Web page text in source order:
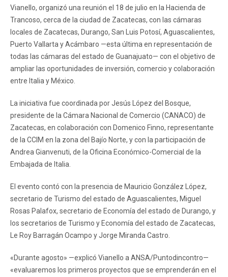
Vianello, organizó una reunión el 18 de julio en la Hacienda de
Trancoso, cerca de la ciudad de Zacatecas, con las cámaras
locales de Zacatecas, Durango, San Luis Potosí, Aguascalientes,
Puerto Vallarta y Acámbaro —esta última en representación de
todas las cámaras del estado de Guanajuato— con el objetivo de
ampliar las oportunidades de inversión, comercio y colaboración
entre Italia y México.
La iniciativa fue coordinada por Jesús López del Bosque,
presidente de la Cámara Nacional de Comercio (CANACO) de
Zacatecas, en colaboración con Domenico Finno, representante
de la CCIM en la zona del Bajío Norte, y con la participación de
Andrea Gianvenuti, de la Oficina Económico-Comercial de la
Embajada de Italia.
El evento contó con la presencia de Mauricio González López,
secretario de Turismo del estado de Aguascalientes, Miguel
Rosas Palafox, secretario de Economía del estado de Durango, y
los secretarios de Turismo y Economía del estado de Zacatecas,
Le Roy Barragán Ocampo y Jorge Miranda Castro.
«Durante agosto» —explicó Vianello a ANSA/Puntodincontro—
«evaluaremos los primeros proyectos que se emprenderán en el